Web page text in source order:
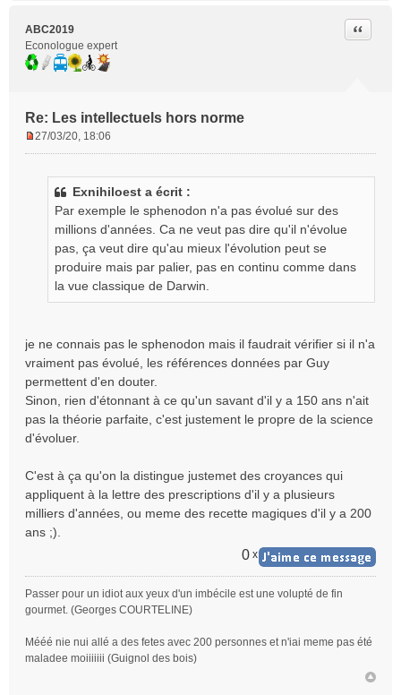
ABC2019
Econologue expert
Re: Les intellectuels hors norme
Citer
27/03/20, 18:06
Exnihiloest a écrit :
Par exemple le sphenodon n'a pas évolué sur des
millions d'années. Ca ne veut pas dire qu'il n'évolue
pas, ça veut dire qu'au mieux l'évolution peut se
produire mais par palier, pas en continu comme dans
la vue classique de Darwin.
je ne connais pas le sphenodon mais il faudrait vérifier si il n'a
vraiment pas évolué, les références données par Guy
permettent d'en douter.
Sinon, rien d'étonnant à ce qu'un savant d'il y a 150 ans n'ait
pas la théorie parfaite, c'est justement le propre de la science
d'évoluer.
C'est à ça qu'on la distingue justemet des croyances qui
appliquent à la lettre des prescriptions d'il y a plusieurs
milliers d'années, ou meme des recette magiques d'il y a 200
ans ;).
0 x
Passer pour un idiot aux yeux d'un imbécile est une volupté de fin
gourmet. (Georges COURTELINE)
Mééé nie nui allé a des fetes avec 200 personnes et n'iai meme pas été
maladee moiiiiiii (Guignol des bois)